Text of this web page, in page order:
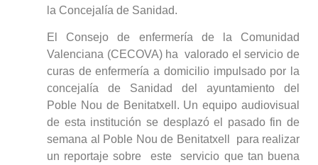
la Concejalía de Sanidad.
El Consejo de enfermería de la Comunidad
Valenciana (CECOVA) ha valorado el servicio de
curas de enfermería a domicilio impulsado por la
concejalía de Sanidad del ayuntamiento del
Poble Nou de Benitatxell. Un equipo audiovisual
de esta institución se desplazó el pasado fin de
semana al Poble Nou de Benitatxell para realizar
un reportaje sobre este servicio que tan buena